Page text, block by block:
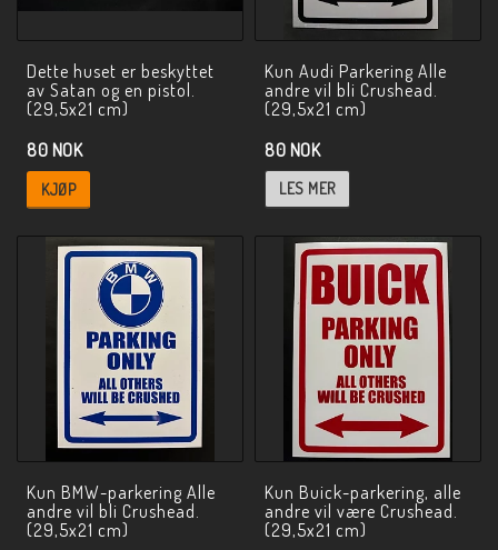
Dette huset er beskyttet
av Satan og en pistol.
(29,5x21 cm)
80 NOK
KJØP
Kun Audi Parkering Alle
andre vil bli Crushead.
(29,5x21 cm)
80 NOK
LES MER
Kun BMW-parkering Alle
andre vil bli Crushead.
(29,5x21 cm)
Kun Buick-parkering, alle
andre vil være Crushead.
(29,5x21 cm)